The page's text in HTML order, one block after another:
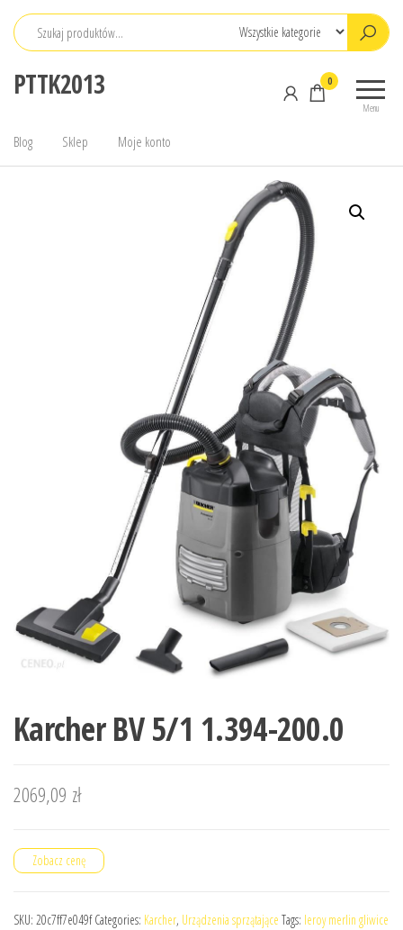
Przejdź
PTTK2013
Menu
0
Blog Sklep Moje konto
Karcher BV 5/1 1.394-200.0
2069,09 zł
Zobacz cenę
SKU: 20c7ff7e049f Categories: Karcher, Urządzenia sprzątające Tags: leroy merlin gliwice